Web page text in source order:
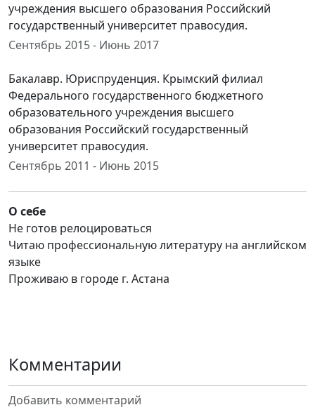
учреждения высшего образования Российский
государственный университет правосудия.
Сентябрь 2015 - Июнь 2017
Бакалавр. Юриспруденция. Крымский филиал
Федерального государственного бюджетного
образовательного учреждения высшего
образования Российский государственный
университет правосудия.
Сентябрь 2011 - Июнь 2015
О себе
Не готов релоцироваться
Читаю профессиональную литературу на английском
языке
Проживаю в городе г. Астана
Комментарии
Добавить комментарий